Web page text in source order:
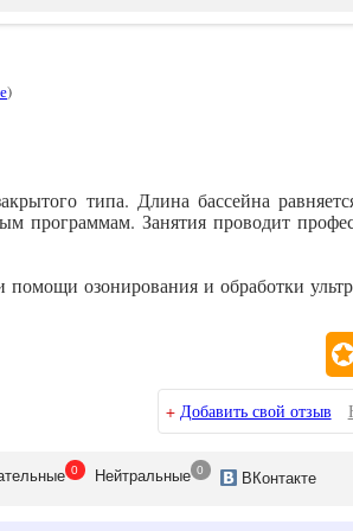
)
типа. Длина бассейна
программам. Занятия проводит
озонирования и обработки
+ Добавить свой отзыв
ельные 0 Нейтральные 0 ВКонтакте